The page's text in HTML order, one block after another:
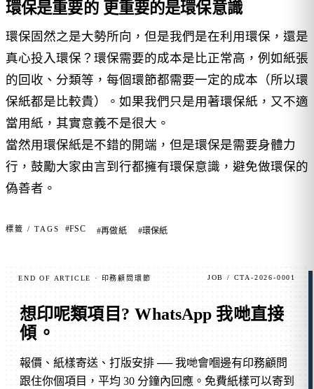
環保是重要的 更重要的是環保意識
環保固然之是大勢所向，但是我們是在利用環保，還是
真心投入環保？環保需要的成本是比正常高，例如紙張
的回收、分類等，每個環節都需要一定的成本（所以環
保紙都是比較貴）。如果我們只是用著環保紙，又不適
當用紙，其實意義不是很大。
當然用環保紙是不錯的開端，但是環保是需要身體力
行，鼓勵大家由言到行都擁有環保意識，避免做環保的
偽善者。
標籤 / TAGS #FSC #再做紙 #環保紙
END OF ARTICLE · 印務顧問環節 JOB / CTA-2026-0001
想印呢類項目? WhatsApp 我哋直接
傾 。
報價、紙樣寄送、打版安排 ── 我哋會嗰邊有印務顧問
跟住你個項目，平均 30 分鐘內回應。免費紙樣可以寄到